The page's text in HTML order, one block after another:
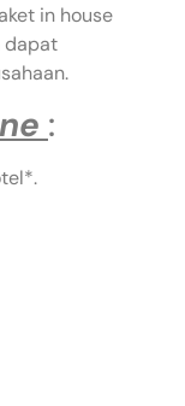
in house
dapat
: